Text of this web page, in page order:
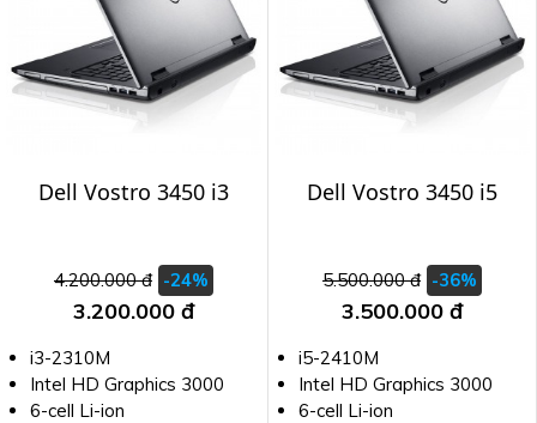
Dell Vostro 3450 i3
4.200.000 đ -24%
3.200.000 đ
i3-2310M
Intel HD Graphics 3000
6-cell Li-ion
Dell Vostro 3450 i5
5.500.000 đ -36%
3.500.000 đ
i5-2410M
Intel HD Graphics 3000
6-cell Li-ion